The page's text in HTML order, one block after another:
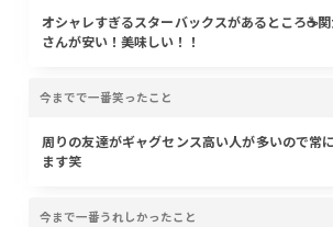
オシャレすぎるスターバックスがあるところ☕️
さんが安い！美味しい！！
今までで一番笑ったこと
周りの友達がギャグセンス高い人が多いので常
ます笑
今まで一番うれしかったこと